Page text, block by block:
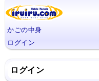
かごの中身
ログイン
ログイン